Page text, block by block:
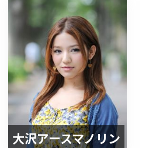
大沢アースマノリン